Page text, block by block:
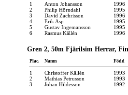
1 Anton Johansson
1996
2
Philip Hörndahl
1995
3
David Zachrisson
1996
4
Erik Asp
1995
5
Gustav Ingemansson
1995
6
Rasmus Källén 1996
Gren 2, 50m Fjärilsim Herrar,
Plac. Namn Född
1 Christoffer Källén
1993
2
Mathias Petrusson
1993
3
Johan Hildesson 1992